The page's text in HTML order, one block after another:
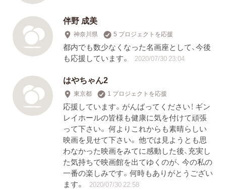
伴野 成美
神奈川県 5 プロジェクトを応援
都内でも数少なくなった名画座として、今後
も応援しています。
2020/07/30 23:04
はやちゃん2
東京都 1 プロジェクトを応援
応援しています。がんばってください！ ギン
レイホールの皆様も健康に気を付けて頑張
って下さい。 何よりこれからも素晴らしい
映画を見せて下さい。 他では見ようとも思
わなかった映画をみてに感動した後、充実し
た気持ちで映画館を出てゆくのが、 今の私の
一番の楽しみです。何時もありがとうござい
ます。
2020/07/30 22:58